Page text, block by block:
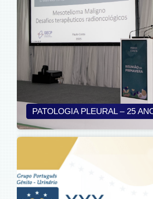
PATOLOGIA PLEURAL – 25